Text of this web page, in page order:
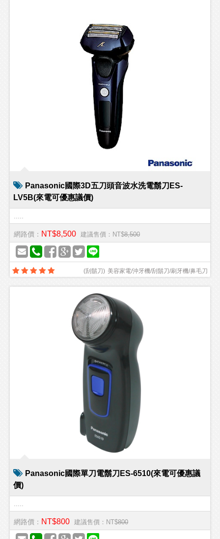
Panasonic國際3D五刀頭音波水洗電鬍刀ES-
LV5B(來電可優惠議價)
網路價： NT$8,500 建議售價：NT$8,500
美容家電/沖牙機/刮鬍刀/刷牙機/鼻毛刀
(刮鬍刀)
Panasonic國際單刀電鬍刀ES-6510(來電可優惠議
價)
網路價： NT$800 建議售價：NT$800